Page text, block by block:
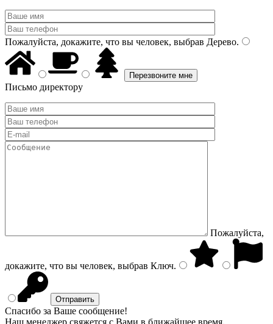
Пожалуйста, докажите, что вы человек, выбрав Дерево.
Письмо директору
Пожалуйста,
докажите, что вы человек, выбрав Ключ.
Спасибо за Ваше сообщение!
Наш менеджер свяжется с Вами в ближайшее время.